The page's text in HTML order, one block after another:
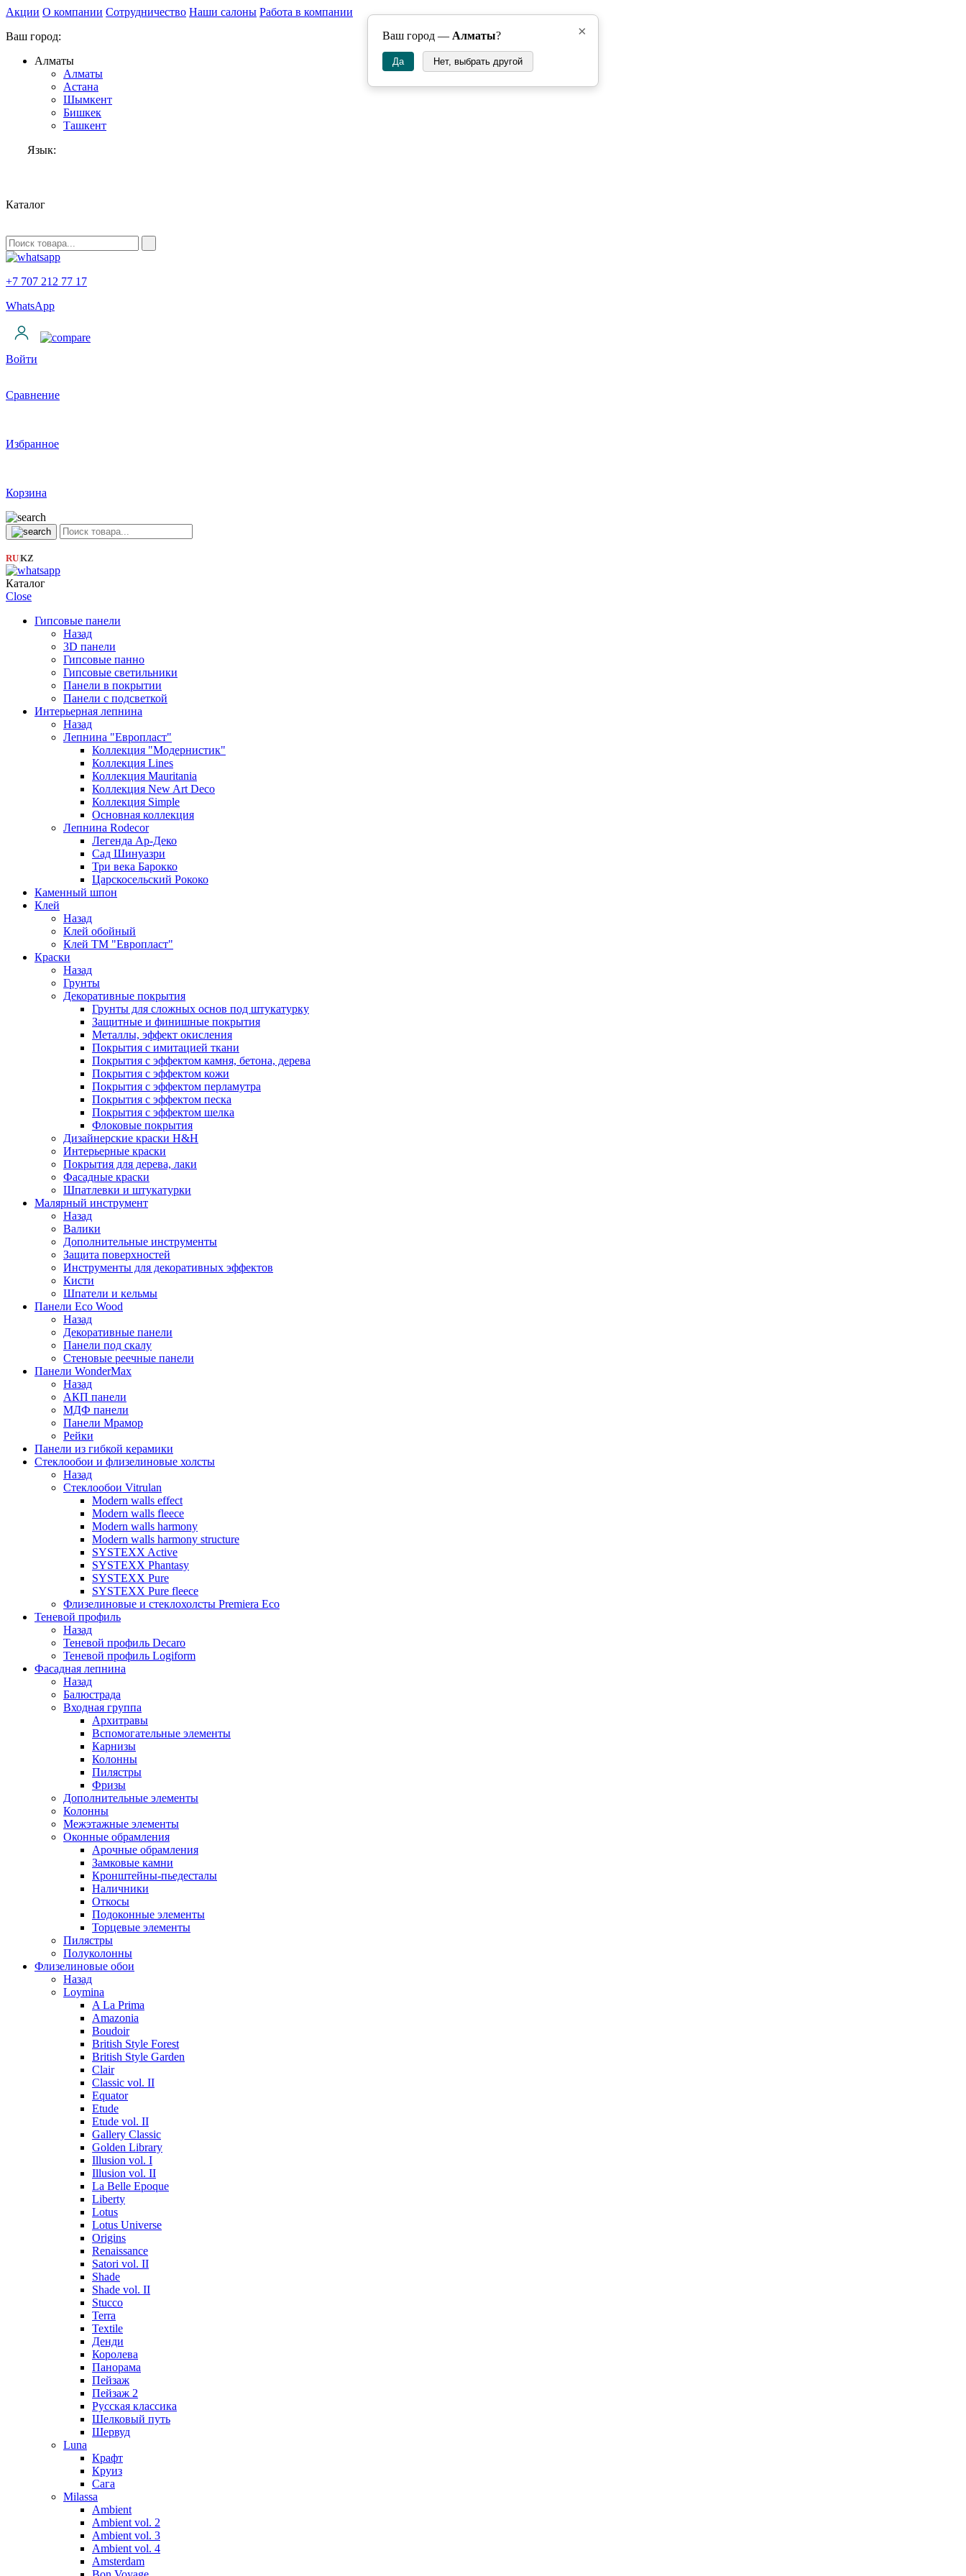
×
Ваш город — Алматы?
Да Нет, выбрать другой
Акции О компании Сотрудничество Наши салоны Работа в компании
Ваш город:
Алматы
Алматы
Астана
Шымкент
Бишкек
Ташкент
Язык:
Каталог
+7 707 212 77 17
WhatsApp
Войти
Сравнение
Избранное
Корзина
RU|KZ
Каталог
Close
Гипсовые панели
Назад
3D панели
Гипсовые панно
Гипсовые светильники
Панели в покрытии
Панели с подсветкой
Интерьерная лепнина
Назад
Лепнина "Европласт"
Коллекция "Модернистик"
Коллекция Lines
Коллекция Mauritania
Коллекция New Art Deco
Коллекция Simple
Основная коллекция
Лепнина Rodecor
Легенда Ар-Деко
Сад Шинуазри
Три века Барокко
Царскосельский Рококо
Каменный шпон
Клей
Назад
Клей обойный
Клей ТМ "Европласт"
Краски
Назад
Грунты
Декоративные покрытия
Грунты для сложных основ под штукатурку
Защитные и финишные покрытия
Металлы, эффект окисления
Покрытия с имитацией ткани
Покрытия с эффектом камня, бетона, дерева
Покрытия с эффектом кожи
Покрытия с эффектом перламутра
Покрытия с эффектом песка
Покрытия с эффектом шелка
Флоковые покрытия
Дизайнерские краски H&H
Интерьерные краски
Покрытия для дерева, лаки
Фасадные краски
Шпатлевки и штукатурки
Малярный инструмент
Назад
Валики
Дополнительные инструменты
Защита поверхностей
Инструменты для декоративных эффектов
Кисти
Шпатели и кельмы
Панели Eco Wood
Назад
Декоративные панели
Панели под скалу
Стеновые реечные панели
Панели WonderMax
Назад
АКП панели
МДФ панели
Панели Мрамор
Рейки
Панели из гибкой керамики
Стеклообои и флизелиновые холсты
Назад
Стеклообои Vitrulan
Modern walls effect
Modern walls fleece
Modern walls harmony
Modern walls harmony structure
SYSTEXX Active
SYSTEXX Phantasy
SYSTEXX Pure
SYSTEXX Pure fleece
Флизелиновые и стеклохолсты Premiera Eco
Теневой профиль
Назад
Теневой профиль Decaro
Теневой профиль Logiform
Фасадная лепнина
Назад
Балюстрада
Входная группа
Архитравы
Вспомогательные элементы
Карнизы
Колонны
Пилястры
Фризы
Дополнительные элементы
Колонны
Межэтажные элементы
Оконные обрамления
Арочные обрамления
Замковые камни
Кронштейны-пьедесталы
Наличники
Откосы
Подоконные элементы
Торцевые элементы
Пилястры
Полуколонны
Флизелиновые обои
Назад
Loymina
A La Prima
Amazonia
Boudoir
British Style Forest
British Style Garden
Clair
Classic vol. II
Equator
Etude
Etude vol. II
Gallery Classic
Golden Library
Illusion vol. I
Illusion vol. II
La Belle Epoque
Liberty
Lotus
Lotus Universe
Origins
Renaissance
Satori vol. II
Shade
Shade vol. II
Stucco
Terra
Textile
Денди
Королева
Панорама
Пейзаж
Пейзаж 2
Русская классика
Шелковый путь
Шервуд
Luna
Крафт
Круиз
Сага
Milassa
Ambient
Ambient vol. 2
Ambient vol. 3
Ambient vol. 4
Amsterdam